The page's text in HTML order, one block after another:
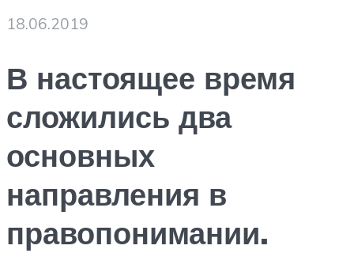
18.06.2019
В настоящее время
сложились два
основных
направления в
правопонимании.